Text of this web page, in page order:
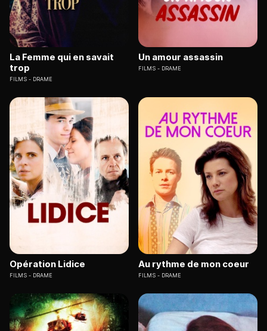
La Femme qui en savait
trop
FILMS DRAME
Un amour assassin
FILMS DRAME
Opération Lidice
FILMS DRAME
Au rythme de mon coeur
FILMS DRAME